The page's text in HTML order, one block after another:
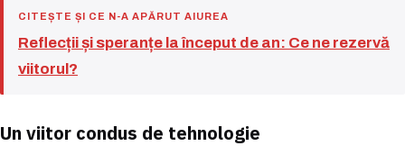
CITEȘTE ȘI CE N-A APĂRUT AIUREA
Reflecții și speranțe la început de an: Ce ne rezervă
viitorul?
Un viitor condus de tehnologie